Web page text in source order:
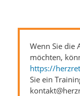
Wenn Sie die
möchten,
https://
Sie ein